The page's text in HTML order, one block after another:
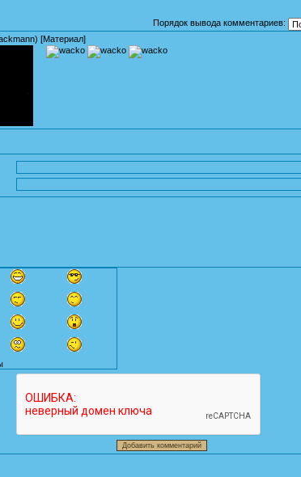
Порядок вывода комментариев:
) [Материал]